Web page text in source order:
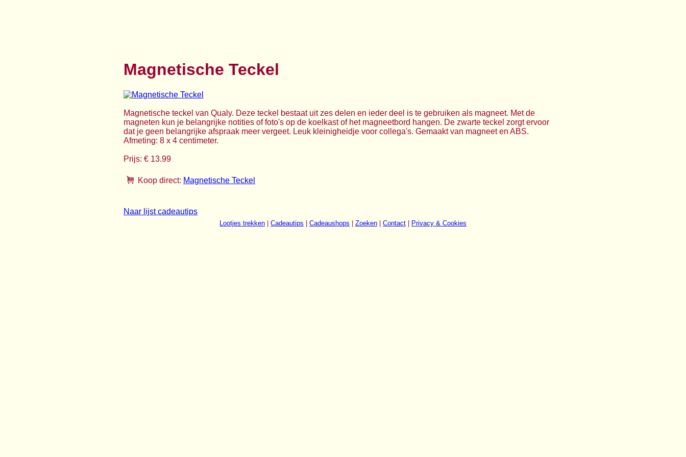
Magnetische Teckel
Magnetische teckel van Qualy. Deze teckel bestaat uit zes delen en ieder deel is te gebruiken als magneet. Met de
magneten kun je belangrijke notities of foto's op de koelkast of het magneetbord hangen. De zwarte teckel zorgt ervoor
dat je geen belangrijke afspraak meer vergeet. Leuk kleinigheidje voor collega's. Gemaakt van magneet en ABS.
Afmeting: 8 x 4 centimeter.
Prijs: € 13.99
Koop direct: Magnetische Teckel
Naar lijst cadeautips
Lootjes trekken Cadeautips Cadeaushops Zoeken Contact Privacy & Cookies